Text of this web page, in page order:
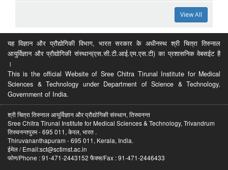
View All
यह विज्ञान और प्रौद्योगिकी विभाग, भारत सरकार के अधीनस्थ श्री चित्रा तिरुनाल
आयुर्विज्ञान और प्रौद्योगिकी संस्थान(एस.सी.टी.आई.एम.एस.टी) का प्रशासनिक वेबसईट है
।
This is the official Website of Sree Chitra Tirunal Institute for Medical
Sciences & Technology under Department of Science & Technology,
Government of India.
श्री चित्रा तिरुनाल आयुर्विज्ञान और प्रौद्योगिकी संस्थान, तिरुवनन्त
Sree Chitra Tirunal Institute for Medical Sciences & Technology, Trivandrum
तिरुवनन्तपुरम - 695 011, केरल, भारत .
Thiruvananthapuram - 695 011, Kerala, India.
ईमेल / Email:sct@sctimst.ac.in
फोण/Phone : 91-471-2443152 फैक्स/Fax : 91-471-2446433